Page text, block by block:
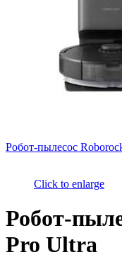
Робот-пылесос
Click to enlarge
Робот-
Pro Ultra